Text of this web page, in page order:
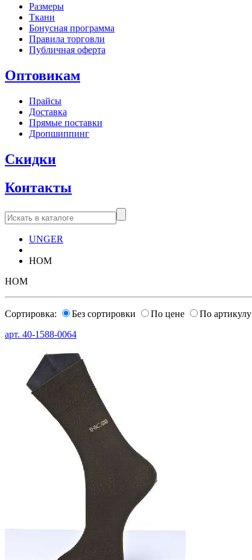
Размеры
Ткани
Бонусная программа
Правила торговли
Публичная оферта
Оптовикам
Прайсы
Доставка
Прямые поставки
Дропшиппинг
Скидки
Контакты
UNGER
HOM
HOM
Сортировка: Без сортировки По цене
По артикулу
арт. 40-1588-0064